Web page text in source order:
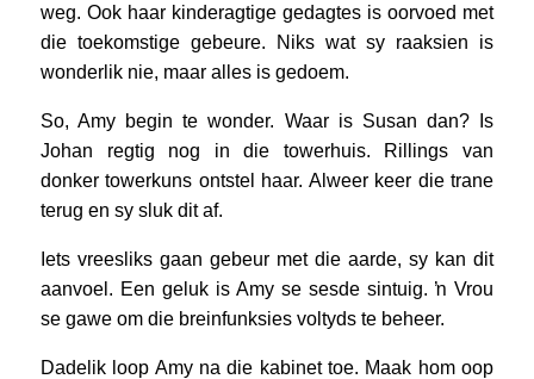
weg. Ook haar kinderagtige gedagtes is oorvoed met
die toekomstige gebeure. Niks wat sy raaksien is
wonderlik nie, maar alles is gedoem.
So, Amy begin te wonder. Waar is Susan dan? Is
Johan regtig nog in die towerhuis. Rillings van
donker towerkuns ontstel haar. Alweer keer die trane
terug en sy sluk dit af.
Iets vreesliks gaan gebeur met die aarde, sy kan dit
aanvoel. Een geluk is Amy se sesde sintuig. ŉ Vrou
se gawe om die breinfunksies voltyds te beheer.
Dadelik loop Amy na die kabinet toe. Maak hom oop